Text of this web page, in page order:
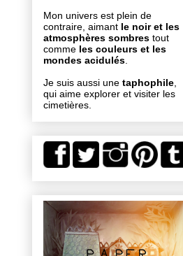
Mon univers est plein de
contraire, aimant le noir et les
atmosphères sombres tout
comme les couleurs et les
mondes acidulés
Je suis aussi une taphophile
qui aime explorer et visiter les
cimetières.